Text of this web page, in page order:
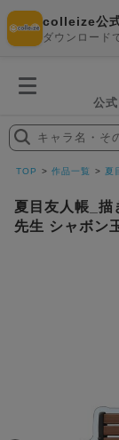
colleize公
ダウンロード
公
探
す
キャラ名・そ
TOP 作品一覧 夏
夏目友人帳_描
先生 シャボン